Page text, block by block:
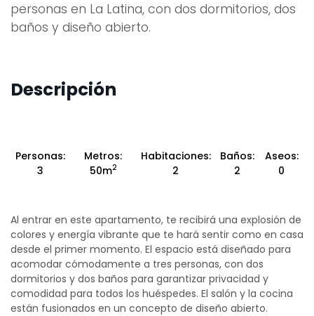
personas en La Latina, con dos dormitorios, dos
baños y diseño abierto.
Descripción
Personas:
3
Metros:
50m2
Habitaciones:
2
Baños:
2
Aseos:
0
Al entrar en este apartamento, te recibirá una explosión de
colores y energía vibrante que te hará sentir como en casa
desde el primer momento. El espacio está diseñado para
acomodar cómodamente a tres personas, con dos
dormitorios y dos baños para garantizar privacidad y
comodidad para todos los huéspedes. El salón y la cocina
están fusionados en un concepto de diseño abierto.